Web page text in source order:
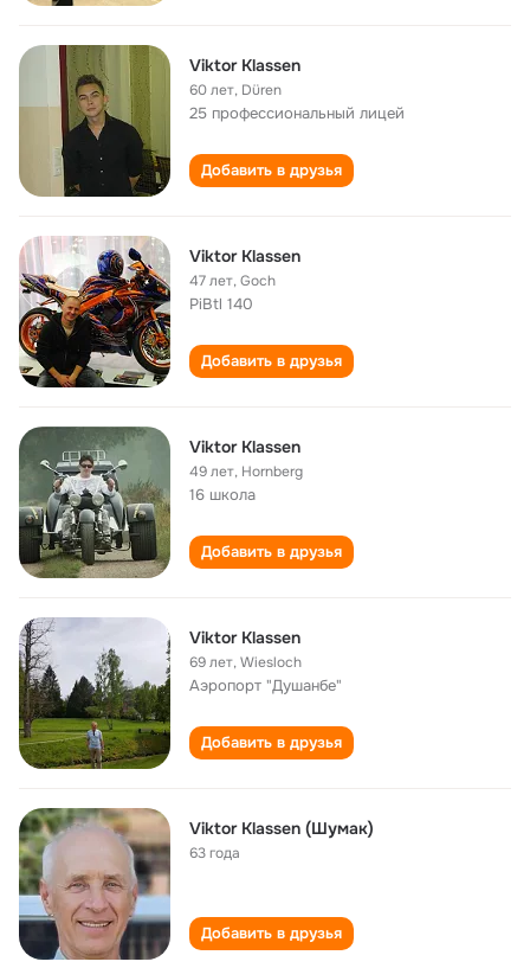
Viktor Klassen
60 лет, Düren
25 профессиональный лицей
Добавить в друзья
Viktor Klassen
47 лет,Goch
PiBtl 140
Добавить в друзья
Viktor Klassen
49 лет, Hornberg
16 школа
Добавить в друзья
Viktor Klassen
69 лет,Wiesloch
Аэропорт "Душанбе"
Добавить в друзья
Viktor Klassen (Шумак)
63 года
Добавить в друзья